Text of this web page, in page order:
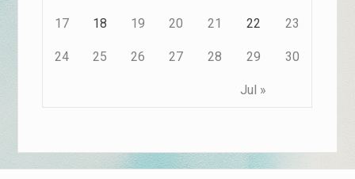
Jul »
17 18 19 20 21 22 23
24 25 26 27 28 29 30